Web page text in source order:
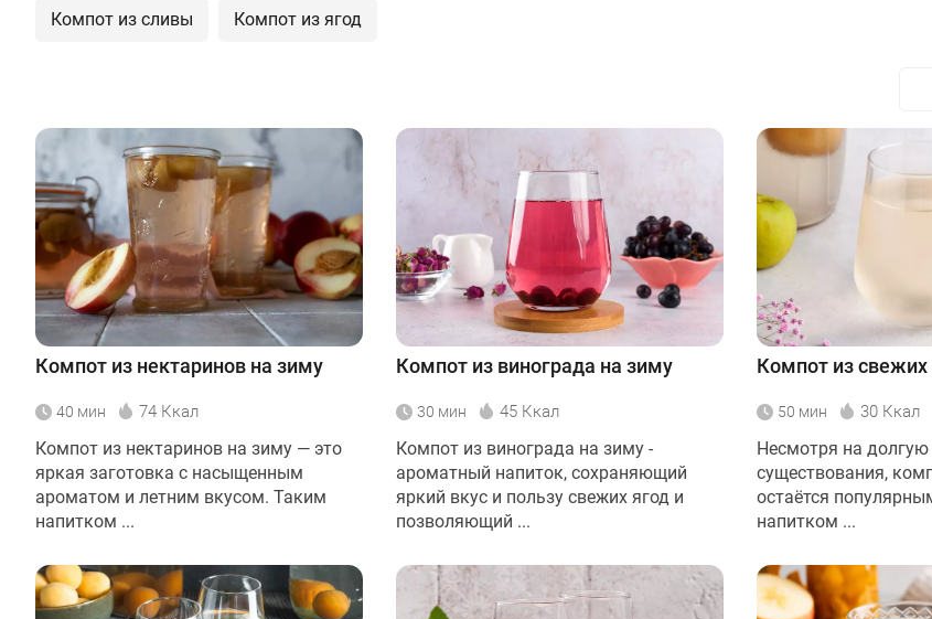
Компот из сливы Компот из ягод
Компот из нектаринов на зиму
40 мин 74 Ккал
Компот из нектаринов на зиму — это
яркая заготовка с насыщенным
ароматом и летним вкусом. Таким
напитком ...
Компот из винограда на зиму
30 мин 45 Ккал
Компот из винограда на зиму -
ароматный напиток, сохраняющий
яркий вкус и пользу свежих ягод и
позволяющий ...
Компот из свежих
50 мин 30 Ккал
Несмотря на
существования,
остаётся
напитком ...